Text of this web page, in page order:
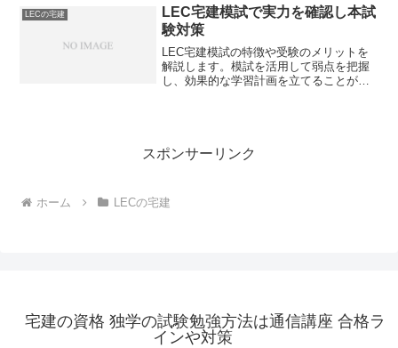
LECの宅建
LEC宅建模試で実力を確認し本試
験対策
LEC宅建模試の特徴や受験のメリットを
解説します。模試を活用して弱点を把握
し、効果的な学習計画を立てることがで
スポンサーリンク
ホーム LECの宅建
宅建の資格 独学の試験勉強方法は通信講座 合格ラ
インや対策